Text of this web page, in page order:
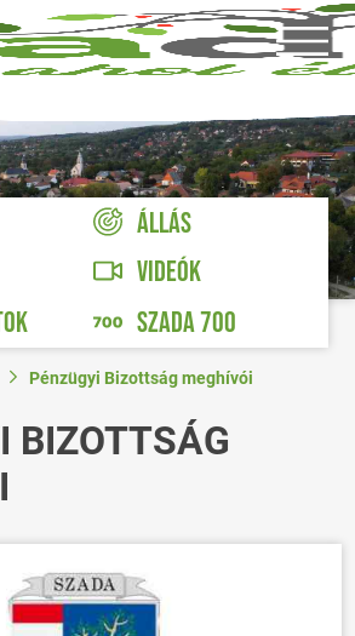
ÁLLÁS
VIDEÓK
SZADA 700
Pénzügyi Bizottság meghívói
BIZOTTSÁG